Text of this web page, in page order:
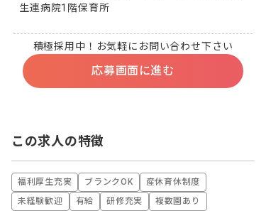
生連病院1階保育所
積極採用中！お気軽にお問い合わせ下さい
応募画面に進む
この求人の特徴
福利厚生充実 ブランクOK
産休育休制度
未経験歓迎
有給 研修充実
複数園あり